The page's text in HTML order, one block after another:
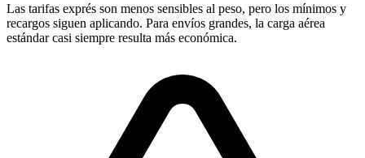
Las tarifas exprés son menos sensibles al peso, pero los mínimos y
recargos siguen aplicando. Para envíos grandes, la carga aérea
estándar casi siempre resulta más económica.